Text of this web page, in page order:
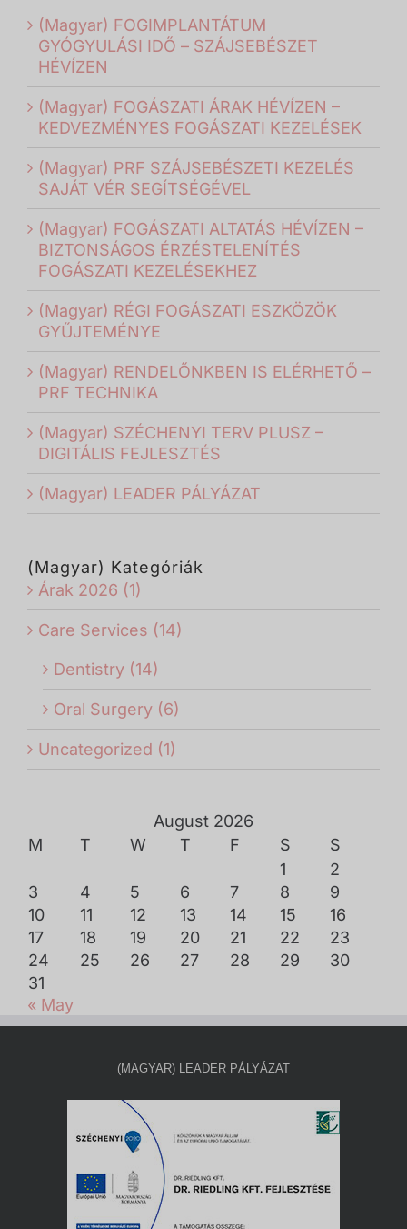
(Magyar) FOGIMPLANTÁTUM
GYÓGYULÁSI IDŐ – SZÁJSEBÉSZET
HÉVÍZEN
(Magyar) FOGÁSZATI ÁRAK HÉVÍZEN –
KEDVEZMÉNYES FOGÁSZATI KEZELÉSEK
(Magyar) PRF SZÁJSEBÉSZETI KEZELÉS
SAJÁT VÉR SEGÍTSÉGÉVEL
(Magyar) FOGÁSZATI ALTATÁS HÉVÍZEN –
BIZTONSÁGOS ÉRZÉSTELENÍTÉS
FOGÁSZATI KEZELÉSEKHEZ
(Magyar) RÉGI FOGÁSZATI ESZKÖZÖK
GYŰJTEMÉNYE
(Magyar) RENDELŐNKBEN IS ELÉRHETŐ –
PRF TECHNIKA
(Magyar) SZÉCHENYI TERV PLUSZ –
DIGITÁLIS FEJLESZTÉS
(Magyar) LEADER PÁLYÁZAT
(Magyar) Kategóriák
Árak 2026 (1)
Care Services (14)
Dentistry (14)
Oral Surgery (6)
Uncategorized (1)
August 2026
M
T W T F S
S
1
2
3
4 5 6 7 8
9
10
11 12 13 14 15
16
17
18 19 20 21 22
23
24
25 26 27 28 29
30
31
« May
(MAGYAR) LEADER PÁLYÁZAT